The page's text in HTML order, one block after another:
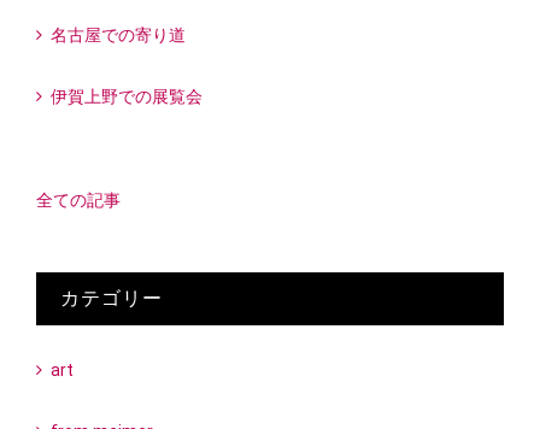
名古屋での寄り道
伊賀上野での展覧会
全ての記事
カテゴリー
art